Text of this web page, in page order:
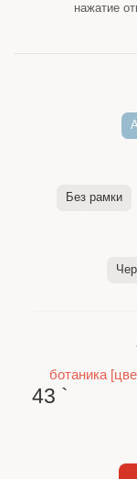
нажатие
Без рамки
ботаника
43 `